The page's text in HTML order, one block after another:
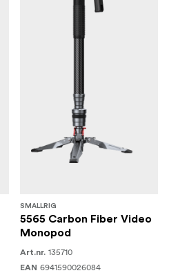
SMALLRIG
5565 Carbon Fiber Video
Monopod
Art.nr. 135710
EAN 6941590026084